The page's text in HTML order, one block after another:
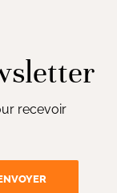
recevoir